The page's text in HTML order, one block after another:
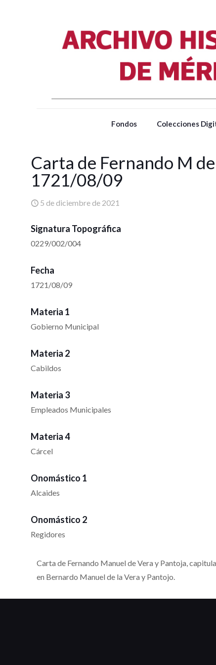
Fondos Colecciones
Carta de Fernando M
1721/08/09
5 de diciembre de 2021
Signatura Topográfica
0229/002/004
Fecha
1721/08/09
Materia 1
Gobierno Municipal
Materia 2
Cabildos
Materia 3
Empleados Municipales
Materia 4
Cárcel
Onomástico 1
Alcaides
Onomástico 2
Regidores
Carta de Fernando Manuel de Vera y Pantoja,
en Bernardo Manuel de la Vera y Pantojo.